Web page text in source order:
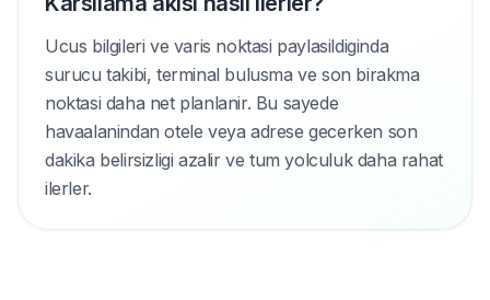
Ucus bilgileri ve varis noktasi paylasildiginda
surucu takibi, terminal bulusma ve son birakma
noktasi daha net planlanir. Bu sayede
havaalanindan otele veya adrese gecerken son
dakika belirsizligi azalir ve tum yolculuk daha rahat
ilerler.